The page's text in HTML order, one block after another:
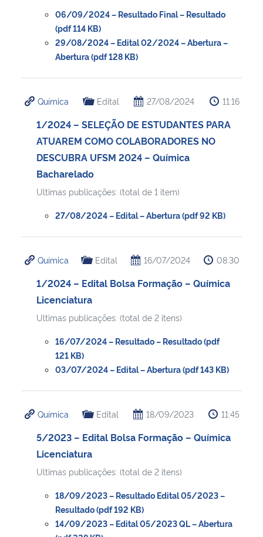
06/09/2024 – Resultado Final – Resultado
(pdf 114 KB)
29/08/2024 – Edital 02/2024 – Abertura –
Abertura (pdf 128 KB)
Química Edital 27/08/2024 11:16
1/2024 – SELEÇÃO DE ESTUDANTES PARA
ATUAREM COMO COLABORADORES NO
DESCUBRA UFSM 2024 – Química
Bacharelado
Ultimas publicações: (total de 1 item)
27/08/2024 – Edital – Abertura (pdf 92 KB)
Química Edital 16/07/2024 08:30
1/2024 – Edital Bolsa Formação – Química
Licenciatura
Ultimas publicações: (total de 2 itens)
16/07/2024 – Resultado – Resultado (pdf
121 KB)
03/07/2024 – Edital – Abertura (pdf 143 KB)
Química Edital 18/09/2023 11:45
5/2023 – Edital Bolsa Formação – Química
Licenciatura
Ultimas publicações: (total de 2 itens)
18/09/2023 – Resultado Edital 05/2023 –
Resultado (pdf 192 KB)
14/09/2023 – Edital 05/2023 QL – Abertura